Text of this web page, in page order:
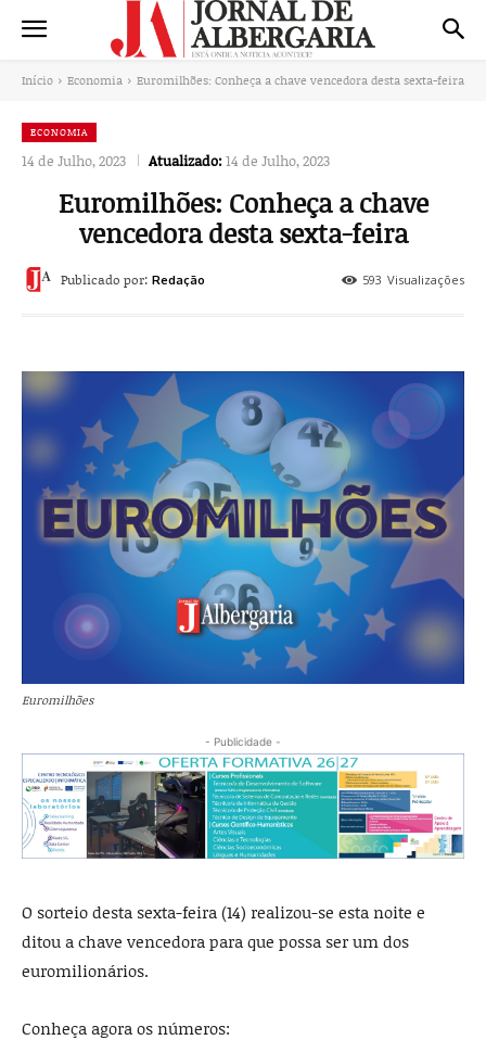
Início Economia Euromilhões: Conheça a chave vencedora desta sexta-feira
ECONOMIA
14 de Julho, 2023 Atualizado:14 de Julho, 2023
Euromilhões: Conheça a chave
vencedora desta sexta-feira
593 Visualizações
Publicado por: Redação
Euromilhões
- Publicidade -
O sorteio desta sexta-feira (14) realizou-se esta noite e
ditou a chave vencedora para que possa ser um dos
euromilionários.
Conheça agora os números: